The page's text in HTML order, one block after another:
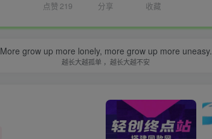
点赞 219 分享 收藏
More grow up more lonely, more grow up more uneasy.
越长大越孤单 ，越长大越不安